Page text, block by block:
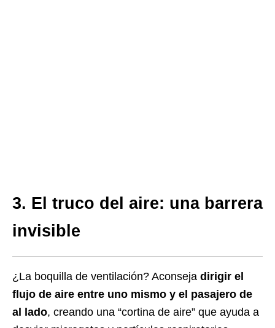
3. El truco del aire: una barrera
invisible
¿La boquilla de ventilación? Aconseja dirigir el
flujo de aire entre uno mismo y el pasajero de
al lado, creando una “cortina de aire” que ayuda a